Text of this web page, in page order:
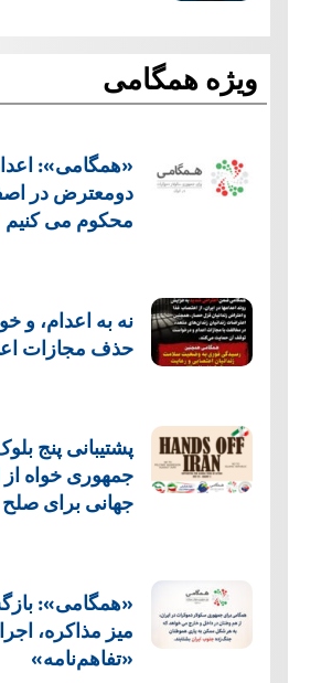
ویژه همگامی
«همگامی»:
دومعترض در
محکوم می کنیم
نه به اعدام، و
حذف مجازات
پشتيبانی پنج
جمهوری خواه از
جهانی برای صلح
«همگامی»:
میز مذاکره،
«تفاهم‌نامه»